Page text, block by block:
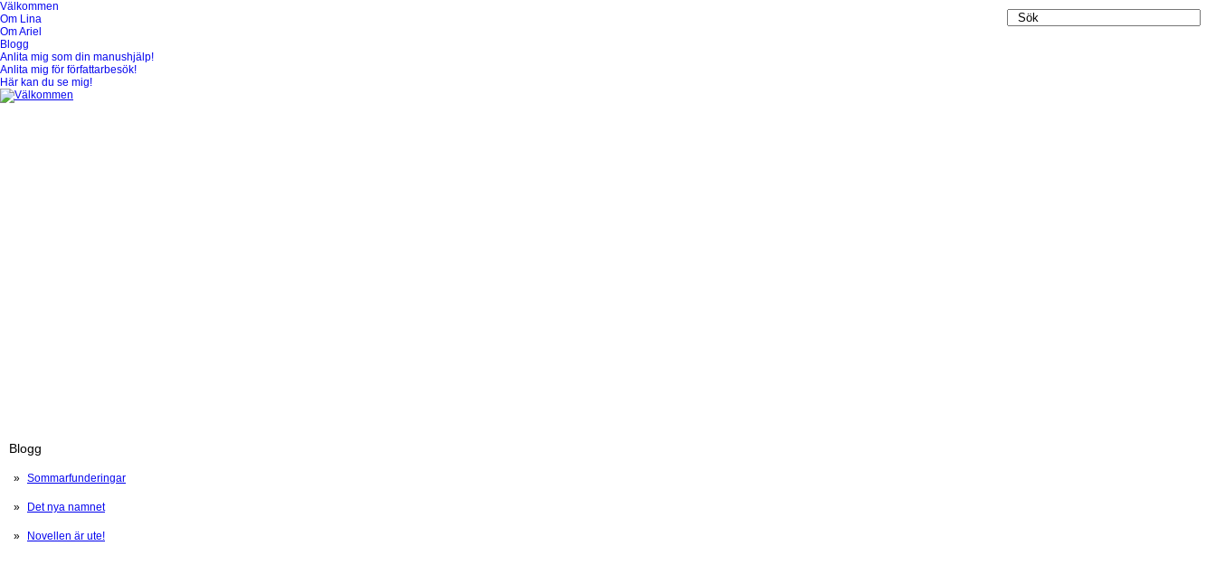
Välkommen
Om Lina
Om Ariel
Blogg
Anlita mig som din manushjälp!
Anlita mig för författarbesök!
Här kan du se mig!
Blogg
Sommarfunderingar
Det nya namnet
Novellen är ute!